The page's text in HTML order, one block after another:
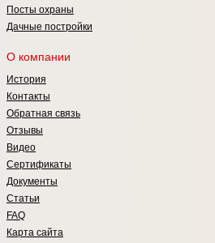
Посты охраны
Дачные постройки
О компании
История
Контакты
Обратная связь
Отзывы
Видео
Сертификаты
Документы
Статьи
FAQ
Карта сайта